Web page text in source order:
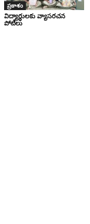
ప్రకాశం
విద్యార్ధులకు వ్యాసరచన
పోటీలు